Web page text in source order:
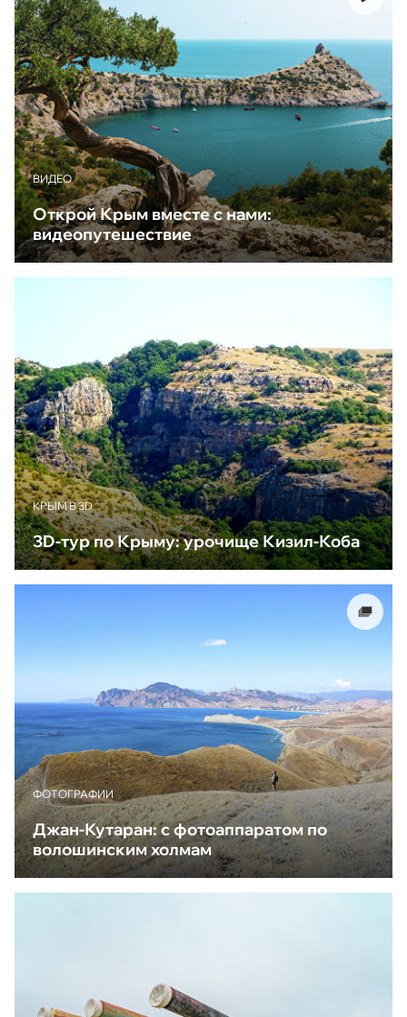
ВИДЕО
Открой Крым вместе с нами:
видеопутешествие
КРЫМ В 3D
3D-тур по Крыму: урочище Кизил-Коба
ФОТОГРАФИИ
Джан-Кутаран: с фотоаппаратом по
волошинским холмам